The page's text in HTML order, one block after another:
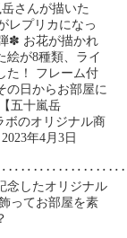
さんが描いた
レプリカになっ
✽ お花が描かれ
絵が8種類、ライ
た！ フレーム付
の日からお部屋に
五十嵐岳
ボのオリジナル商
年4月3日
念したオリジナル
ってお部屋を素